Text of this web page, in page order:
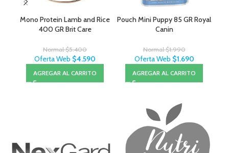
Mono Protein Lamb and Rice
400 GR Brit Care
Normal$5.400
Oferta Web $4.590
AGREGAR AL CARRITO
Pouch Mini Puppy 85 GR Royal
Canin
Normal$1.990
Oferta Web $1.690
AGREGAR AL CARRITO